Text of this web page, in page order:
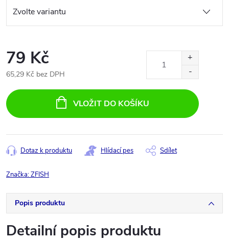
79 Kč
65,29 Kč bez DPH
cena:
VLOŽIT DO KOŠÍKU
Dotaz k produktu Hlídací pes Sdílet
Značka:ZFISH
Popis produktu
Detailní popis produktu